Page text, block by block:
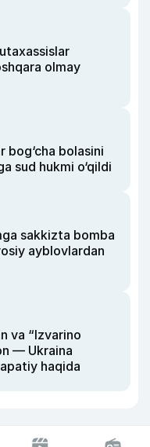
olmay
bog‘cha bolasini
sud hukmi o‘qildi
sakkizta bomba
ayblovlardan
va “Izvarino
— Ukraina
haqida